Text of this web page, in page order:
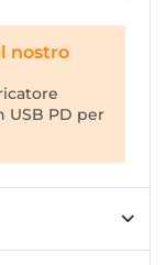
nostro
USB PD per